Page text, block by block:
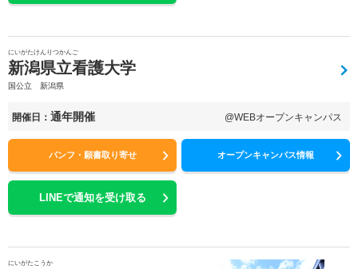
にいがたけんりつかんご
新潟県立看護大学
国公立 新潟県
開催日： 通年開催 @WEBオープンキャンパス
パンフ・願書取り寄せ オープンキャンパス情報
LINEで通知を受け取る
にいがたこうか